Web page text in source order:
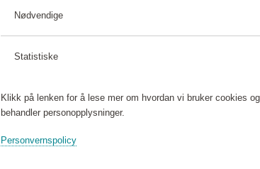
Nødvendige
Statistiske
Klikk på lenken for å lese mer om hvordan vi bruker cookies
behandler personopplysninger.
Personvernspolicy